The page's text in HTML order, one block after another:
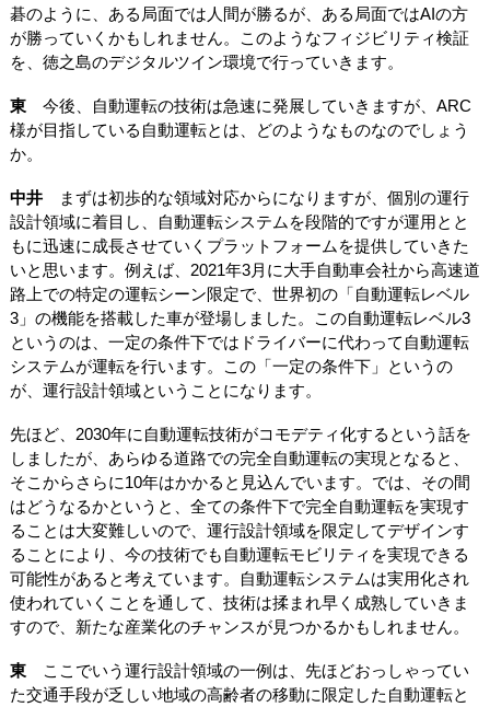
碁のように、ある局面では人間が勝るが、ある局面ではAIの方
が勝っていくかもしれません。このようなフィジビリティ検証
を、徳之島のデジタルツイン環境で行っていきます。
東今後、自動運転の技術は急速に発展していきますが、ARC
様が目指している自動運転とは、どのようなものなのでしょう
か。
中井まずは初歩的な領域対応からになりますが、個別の運行
設計領域に着目し、自動運転システムを段階的ですが運用とと
もに迅速に成長させていくプラットフォームを提供していきた
いと思います。例えば、2021年3月に大手自動車会社から高速道
路上での特定の運転シーン限定で、世界初の「自動運転レベル
3」の機能を搭載した車が登場しました。この自動運転レベル3
というのは、一定の条件下ではドライバーに代わって自動運転
システムが運転を行います。この「一定の条件下」というの
が、運行設計領域ということになります。
先ほど、2030年に自動運転技術がコモデティ化するという話を
しましたが、あらゆる道路での完全自動運転の実現となると、
そこからさらに10年はかかると見込んでいます。では、その間
はどうなるかというと、全ての条件下で完全自動運転を実現す
ることは大変難しいので、運行設計領域を限定してデザインす
ることにより、今の技術でも自動運転モビリティを実現できる
可能性があると考えています。自動運転システムは実用化され
使われていくことを通して、技術は揉まれ早く成熟していきま
すので、新たな産業化のチャンスが見つかるかもしれません。
東ここでいう運行設計領域の一例は、先ほどおっしゃってい
た交通手段が乏しい地域の高齢者の移動に限定した自動運転と